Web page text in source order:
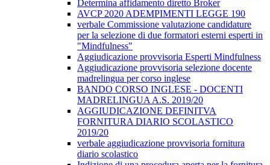
Determina affidamento diretto Broker
AVCP 2020 ADEMPIMENTI LEGGE 190
verbale Commissione valutazione candidature
per la selezione di due formatori esterni esperti in
"Mindfulness"
Aggiudicazione provvisoria Esperti Mindfulness
Aggiudicazione provvisoria selezione docente
madrelingua per corso inglese
BANDO CORSO INGLESE - DOCENTI
MADRELINGUA A.S. 2019/20
AGGIUDICAZIONE DEFINITVA
FORNITURA DIARIO SCOLASTICO
2019/20
verbale aggiudicazione provvisoria fornitura
diario scolastico